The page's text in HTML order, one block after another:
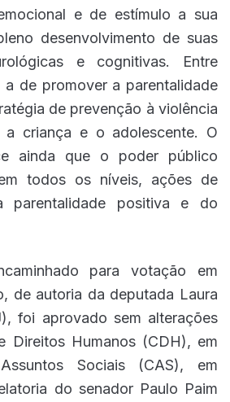
e de estímulo a sua
desenvolvimento de suas
e cognitivas. Entre
a de promover a parentalidade
de prevenção à violência
a criança e o adolescente. O
ainda que o poder público
todos os níveis, ações de
parentalidade positiva e do
para votação em
de autoria da deputada Laura
foi aprovado sem alterações
Direitos Humanos (CDH), em
Sociais (CAS), em
do senador Paulo Paim